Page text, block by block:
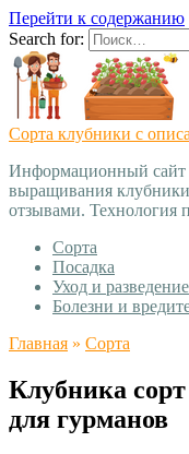
Перейти к содержанию
Search for:
Сорта клубники с
Информационный сайт
выращивания
отзывами. Технология
Сорта
Посадка
Уход и разведение
Болезни и
Главная » Сорта
Клубника
для гурманов